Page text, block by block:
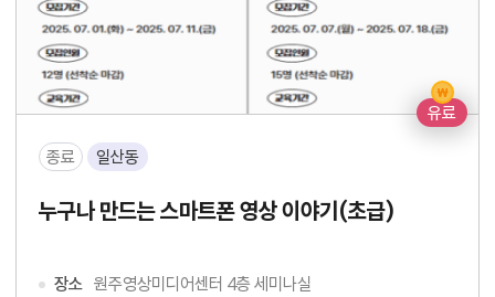
종료 일산동
유료
누구나 만드는 스마트폰 영상 이야기(초급)
장소 원주영상미디어센터 4층 세미나실